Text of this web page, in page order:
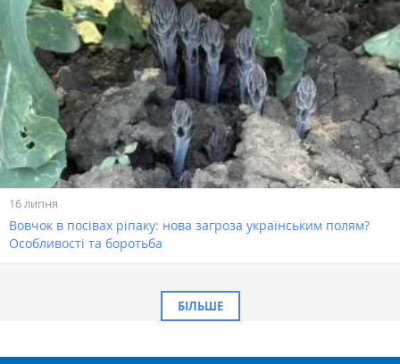
16 липня
Вовчок в посівах ріпаку: нова загроза українським полям?
Особливості та боротьба
БІЛЬШЕ